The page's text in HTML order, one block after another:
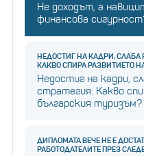
Не доходът, а
финансова
НЕДОСТИГ НА КАДРИ, СЛАБА
КАКВО СПИРА РАЗВИТИЕТО
Недостиг на кадри,
стратегия: Какво
българския туризъм?
ДИПЛОМАТА ВЕЧЕ НЕ Е
РАБОТОДАТЕЛИТЕ ПРЕЗ